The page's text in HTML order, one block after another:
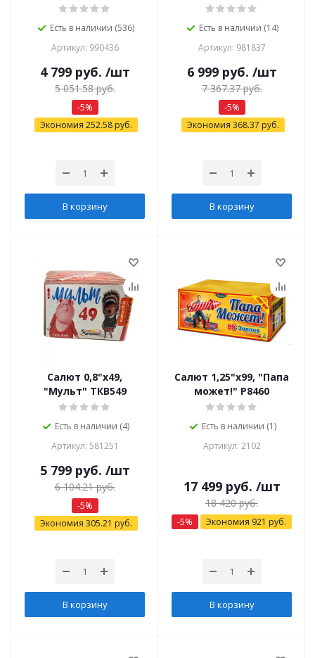
Есть в наличии (536)
Артикул: 990436
4 799руб. /шт
5 051.58руб.
-5%
Экономия 252.58руб.
В корзину
Есть в наличии (14)
Артикул: 981837
6 999руб. /шт
7 367.37руб.
-5%
Экономия 368.37 руб.
В корзину
Салют 0,8"х49,
"Мульт" ТКВ549
Есть в наличии (4)
Артикул: 581251
5 799руб. /шт
6 104.21руб.
-5%
Экономия 305.21 руб.
В корзину
Салют 1,25"х99, "Папа
может!" Р8460
Есть в наличии (1)
Артикул: 2102
17 499руб. /шт
18 420руб.
-5% Экономия 921 руб.
В корзину